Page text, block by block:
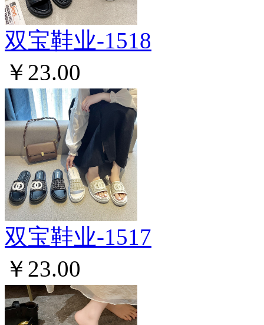
双宝鞋业-1518
￥23.00
双宝鞋业-1517
￥23.00